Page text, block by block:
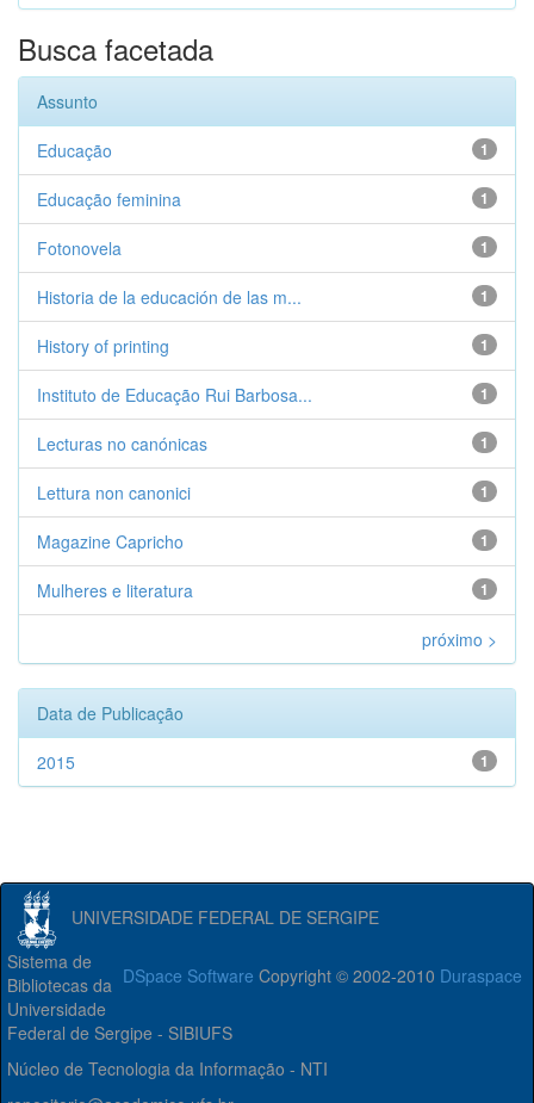
Busca facetada
Assunto
1
Educação
1
Educação feminina
1
Fotonovela
1
Historia de la educación de las m...
1
History of printing
1
Instituto de Educação Rui Barbosa...
1
Lecturas no canónicas
1
Lettura non canonici
1
Magazine Capricho
1
Mulheres e literatura
próximo >
Data de Publicação
1
2015
UNIVERSIDADE FEDERAL DE SERGIPE
DSpace Software Copyright © 2002-2010 Duraspace
Sistema de
Bibliotecas da
Universidade
Federal de Sergipe - SIBIUFS
Núcleo de Tecnologia da Informação - NTI